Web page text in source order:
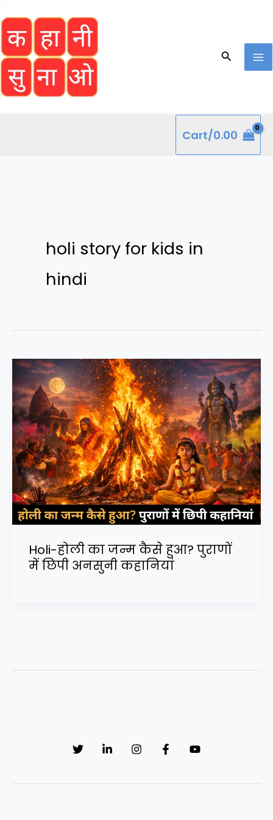
to
content
Search
Cart/0.00
holi story for kids in
hindi
Holi-होली का जन्म कैसे हुआ? पुराणों
में छिपी अनसुनी कहानियां